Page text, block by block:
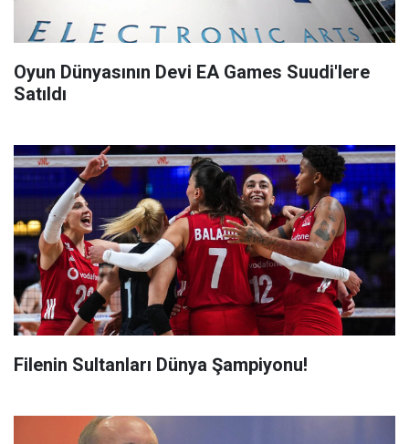
Oyun Dünyasının Devi EA Games Suudi'lere
Satıldı
Filenin Sultanları Dünya Şampiyonu!